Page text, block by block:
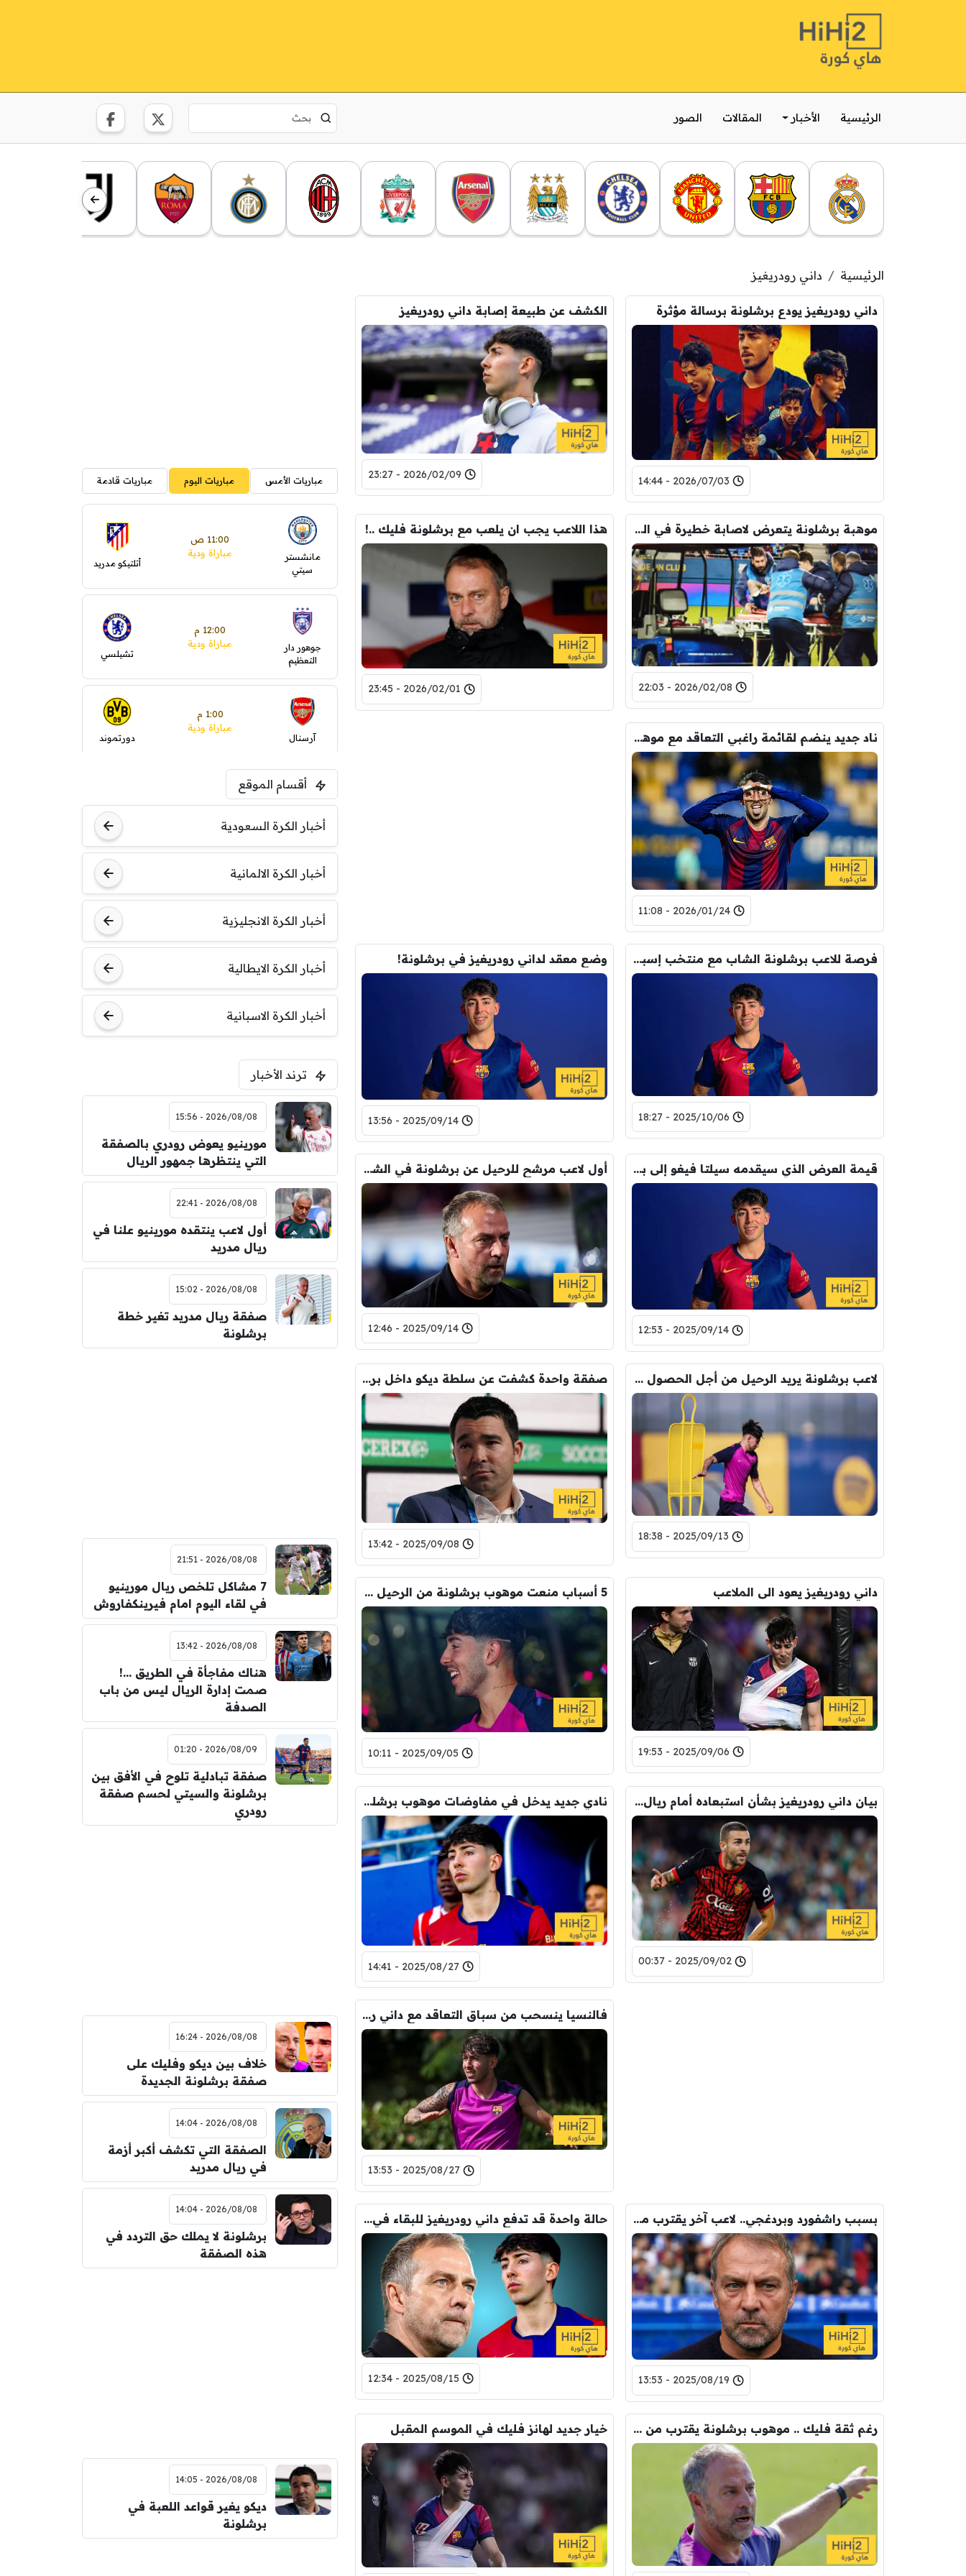
الرئيسية الأخبار المقالات الصور
الرئيسية داني رودريغيز
داني رودريغيز يودع برشلونة برسالة مؤثرة
2026/07/03 - 14:44
الكشف عن طبيعة إصابة داني رودريغيز
2026/02/09 - 23:27
موهبة برشلونة يتعرض لاصابة خطيرة في الركبة
2026/02/08 - 22:03
هذا اللاعب يجب ان يلعب مع برشلونة فليك ..!
2026/02/01 - 23:45
ناد جديد ينضم لقائمة راغبي التعاقد مع موهوب برشلونة !
2026/01/24 - 11:08
فرصة للاعب برشلونة الشاب مع منتخب إسبانيا تحت 21 عامًا
2025/10/06 - 18:27
وضع معقد لداني رودريغيز في برشلونة!
2025/09/14 - 13:56
قيمة العرض الذي سيقدمه سيلتا فيغو إلى برشلونة لضم داني رودريغيز
2025/09/14 - 12:53
أول لاعب مرشح للرحيل عن برشلونة في الشتاء
2025/09/14 - 12:46
لاعب برشلونة يريد الرحيل من أجل الحصول على المشاركة
2025/09/13 - 18:38
صفقة واحدة كشفت عن سلطة ديكو داخل برشلونة!
2025/09/08 - 13:42
داني رودريغيز يعود الى الملاعب
2025/09/06 - 19:53
5 أسباب منعت موهوب برشلونة من الرحيل في سوق الانتقالات الصيفية!
2025/09/05 - 10:11
بيان داني رودريغيز بشأن استبعاده أمام ريال مدريد
2025/09/02 - 00:37
نادي جديد يدخل في مفاوضات موهوب برشلونة
2025/08/27 - 14:41
فالنسيا ينسحب من سباق التعاقد مع داني رودريغيز ومايوركا الأقرب لضمه
2025/08/27 - 13:53
بسبب راشفورد وبردغجي.. لاعب آخر يقترب من الرحيل عن برشلونة
2025/08/19 - 13:53
حالة واحدة قد تدفع داني رودريغيز للبقاء في برشلونة وسط إعجاب فليك
2025/08/15 - 12:34
رغم ثقة فليك .. موهوب برشلونة يقترب من الرحيل! خيار جديد لهانز فليك في الموسم المقبل
مباريات الأمس مباريات اليوم مباريات قادمة
مانشستر
سيتي
11:00 ص
مباراة ودية
أتلتيكو مدريد
جوهور دار
التعظيم
12:00 م
مباراة ودية
تشيلسي
آرسنال
1:00 م
مباراة ودية
دورتموند
مباراة ودية
موناكو
أقسام الموقع
أخبار الكرة السعودية
أخبار الكرة الالمانية
أخبار الكرة الانجليزية
أخبار الكرة الايطالية
أخبار الكرة الاسبانية
ترند الأخبار
2026/08/08 - 15:56
مورينيو يعوض رودري بالصفقة
التي ينتظرها جمهور الريال
2026/08/08 - 22:41
أول لاعب ينتقده مورينيو علنا في
ريال مدريد
2026/08/08 - 15:02
صفقة ريال مدريد تغير خطة
برشلونة
2026/08/08 - 21:51
7 مشاكل تلخص ريال مورينيو
في لقاء اليوم امام فيرينكفاروش
2026/08/08 - 13:42
هناك مفاجأة في الطريق …!
صمت إدارة الريال ليس من باب
الصدفة
2026/08/09 - 01:20
صفقة تبادلية تلوح في الأفق بين
برشلونة والسيتي لحسم صفقة
رودري
2026/08/08 - 16:24
خلاف بين ديكو وفليك على
صفقة برشلونة الجديدة
2026/08/08 - 14:04
الصفقة التي تكشف أكبر أزمة
في ريال مدريد
2026/08/08 - 14:04
برشلونة لا يملك حق التردد في
هذه الصفقة
2026/08/08 - 14:05
ديكو يغير قواعد اللعبة في
برشلونة